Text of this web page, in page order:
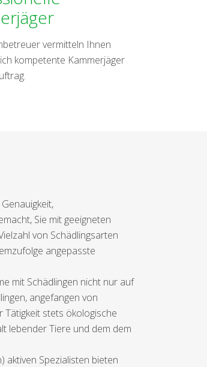
vermitteln Ihnen
kompetente Kammerjäger
Sie mit geeigneten
von Schädlingsarten
angepasste
mit Schädlingen nicht nur auf
angefangen von
Tätigkeit stets ökologische
lebender Tiere und dem dem
aktiven Spezialisten bieten